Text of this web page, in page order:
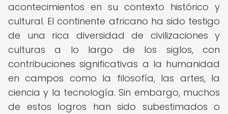
acontecimientos en su contexto histórico y
cultural. El continente africano ha sido testigo
de una rica diversidad de civilizaciones y
culturas a lo largo de los siglos, con
contribuciones significativas a la humanidad
en campos como la filosofía, las artes, la
ciencia y la tecnología. Sin embargo, muchos
de estos logros han sido subestimados o